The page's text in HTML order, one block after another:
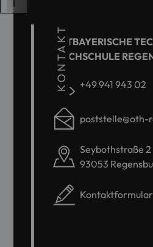
KONTAKT
OSTBAYERISCHE
HOCHSCHULE
+49 941 943 02
poststelle@oth-
Seybothstraße 2
93053
Kontaktformular